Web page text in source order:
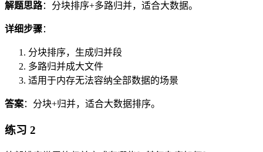
解题思路：分块排序+多路归并，适合大数据。
详细步骤：
分块排序，生成归并段
多路归并成大文件
适用于内存无法容纳全部数据的场景
答案：分块+归并，适合大数据排序。
练习 2